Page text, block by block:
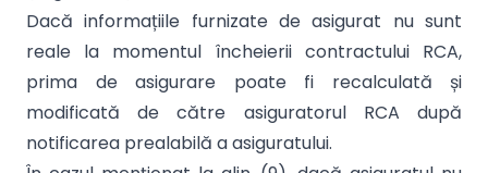
Dacă informațiile furnizate de asigurat nu sunt
reale la momentul încheierii contractului RCA,
prima de asigurare poate fi recalculată și
modificată de către asiguratorul RCA după
notificarea prealabilă a asiguratului.